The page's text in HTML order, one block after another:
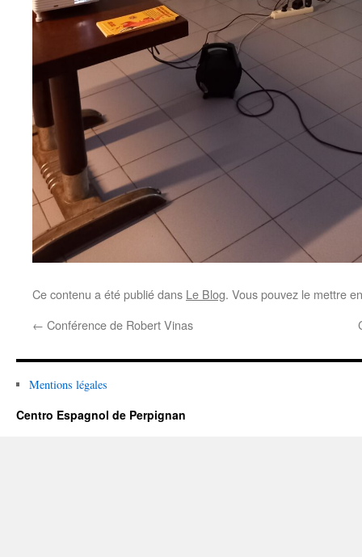
Ce contenu a été publié dans Le Blog. Vous pouvez le mettre
← Conférence de Robert Vinas
Mentions légales
Centro Espagnol de Perpignan